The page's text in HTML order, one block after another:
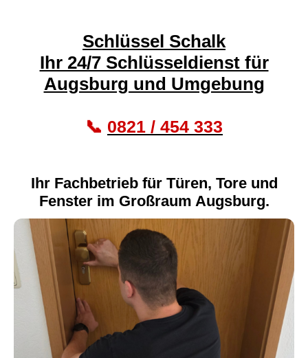
Schlüssel Schalk
Ihr 24/7 Schlüsseldienst für
Augsburg und Umgebung
📞 0821 / 454 333
Ihr Fachbetrieb für Türen, Tore und
Fenster im Großraum Augsburg.